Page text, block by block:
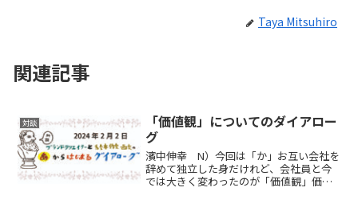
Taya Mitsuhiro
関連記事
対談
「価値観」についてのダイアロー
グ
濱中伸幸 N）今回は「か」お互い会社を
辞めて独立した身だけれど、会社員と今
では大きく変わったのが「価値観」価値